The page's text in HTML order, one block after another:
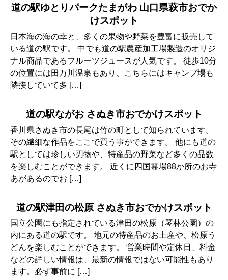
道の駅ゆとりパークたまがわ 山口県萩市おでか
けスポット
日本海の海の幸と、多くの果物や野菜を豊富に販売して
いる道の駅です。 中でも道の駅農産加工場製造のオリジ
ナル商品であるフルーツジュースが人気です。 徒歩10分
の位置には田万川温泉もあり、こちらにはキャンプ場も
隣接していて多 […]
道の駅ながお さぬき市おでかけスポット
香川県さぬき市の長尾は竹の町として知られています。
その繊細な作品をここで買う事ができます。 他にも道の
駅としては珍しい刃物や、特産品の野菜など多くの品数
を楽しむことができます。 近くに四国霊場88か所のお寺
あがあるのでお […]
道の駅津田の松原 さぬき市おでかけスポット
国立公園にも指定されている津田の松原（琴林公園）の
内にある道の駅です。 地元の特産品のお土産や、松原う
どんを楽しむことができます。 営業時間や定休日、料金
などの詳しい情報は、最新の情報ではない可能性もあり
ます。必ず事前に […]